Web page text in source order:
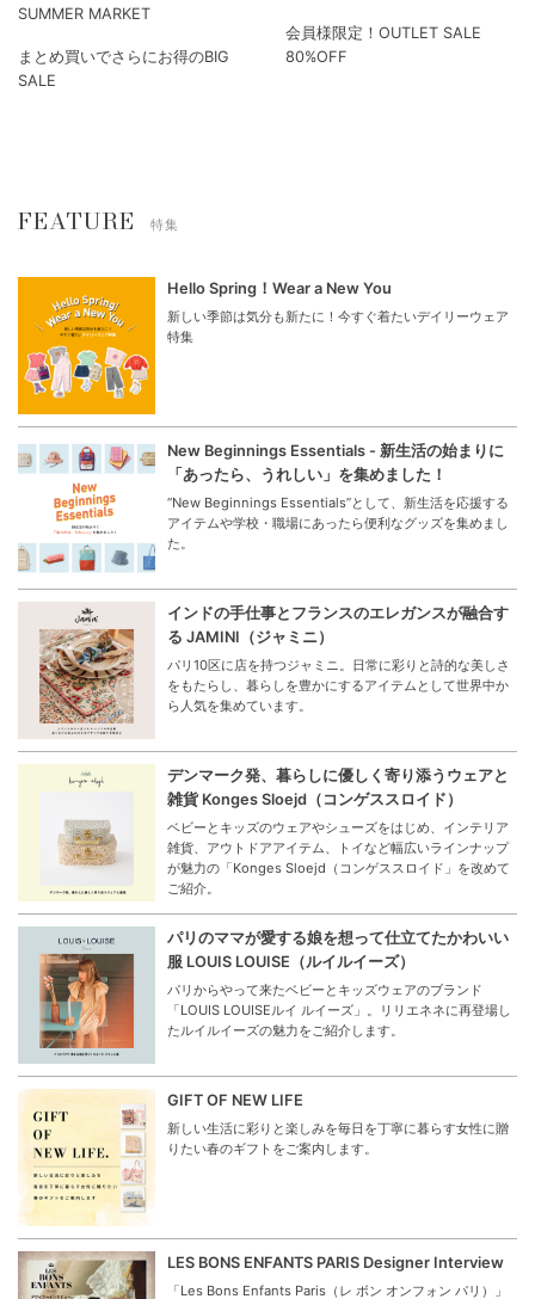
SUMMER MARKET
まとめ買いでさらにお得のBIG
SALE
会員様限定！OUTLET SALE
80%OFF
FEATURE 特集
Hello Spring！Wear a New You
新しい季節は気分も新たに！今すぐ着たいデイリーウェア
特集
New Beginnings Essentials - 新生活の始まりに
「あったら、うれしい」を集めました！
“New Beginnings Essentials”として、新生活を応援する
アイテムや学校・職場にあったら便利なグッズを集めまし
た。
インドの手仕事とフランスのエレガンスが融合す
る JAMINI（ジャミニ）
パリ10区に店を持つジャミニ。日常に彩りと詩的な美しさ
をもたらし、暮らしを豊かにするアイテムとして世界中か
ら人気を集めています。
デンマーク発、暮らしに優しく寄り添うウェアと
雑貨 Konges Sloejd（コンゲススロイド）
ベビーとキッズのウェアやシューズをはじめ、インテリア
雑貨、アウトドアアイテム、トイなど幅広いラインナップ
が魅力の「Konges Sloejd（コンゲススロイド」を改めて
ご紹介。
パリのママが愛する娘を想って仕立てたかわいい
服 LOUIS LOUISE（ルイルイーズ）
パリからやって来たベビーとキッズウェアのブランド
「LOUIS LOUISEルイ ルイーズ」。リリエネネに再登場し
たルイルイーズの魅力をご紹介します。
GIFT OF NEW LIFE
新しい生活に彩りと楽しみを毎日を丁寧に暮らす女性に贈
りたい春のギフトをご案内します。
LES BONS ENFANTS PARIS Designer Interview
「Les Bons Enfants Paris（レ ボン オンフォン パリ）」